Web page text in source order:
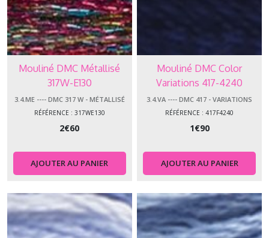
Mouliné DMC Métallisé
317W-E130
3.4.ME ---- DMC 317 W - MÉTALLISÉ
RÉFÉRENCE : 317WE130
2€60
AJOUTER AU PANIER
Mouliné DMC Color
Variations 417-4240
3.4.VA ---- DMC 417 - VARIATIONS
RÉFÉRENCE : 417F4240
1€90
AJOUTER AU PANIER
Afficher
les
résultats